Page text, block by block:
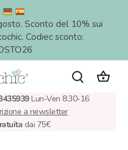
Sconto del 10% sui
Codiec sconto:
Lun-Ven 8.30-16
a newsletter
dai 75€